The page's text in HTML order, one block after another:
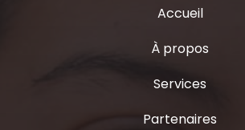
Accueil
À propos
Services
Partenaires